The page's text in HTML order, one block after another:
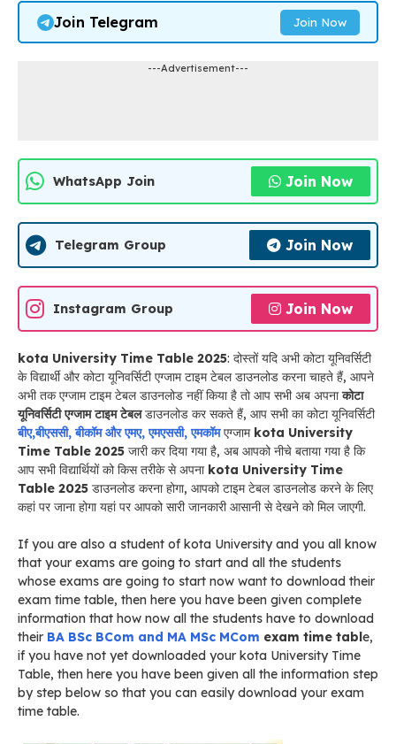
Join Telegram Join Now
---Advertisement---
WhatsApp Join Join Now
Telegram Group Join Now
Instagram Group Join Now
kota University Time Table 2025: दोस्तों यदि अभी कोटा यूनिवर्सिटी
के विद्यार्थी और कोटा यूनिवर्सिटी एग्जाम टाइम टेबल डाउनलोड करना चाहते हैं, आपने
अभी तक एग्जाम टाइम टेबल डाउनलोड नहीं किया है तो आप सभी अब अपनाकोटा
यूनिवर्सिटी एग्जाम टाइम टेबलडाउनलोड कर सकते हैं, आप सभी का कोटा यूनिवर्सिटी
बीए,बीएससी, बीकॉम और एमए, एमएससी, एमकॉमएग्जाम kota University
Time Table 2025 जारी कर दिया गया है, अब आपको नीचे बताया गया है कि
आप सभी विद्यार्थियों को किस तरीके से अपना kota University Time
Table 2025 डाउनलोड करना होगा, आपको टाइम टेबल डाउनलोड करने के लिए
कहां पर जाना होगा यहां पर आपको सारी जानकारी आसानी से देखने को मिल जाएगी.
If you are also a student of kota University and you all know
that your exams are going to start and all the students
whose exams are going to start now want to download their
exam time table, then here you have been given complete
information that how now all the students have to download
their BA BSc BCom and MA MSc MCom exam time tabl e,
if you have not yet downloaded your kota University Time
Table, then here you have been given all the information step
by step below so that you can easily download your exam
time table.